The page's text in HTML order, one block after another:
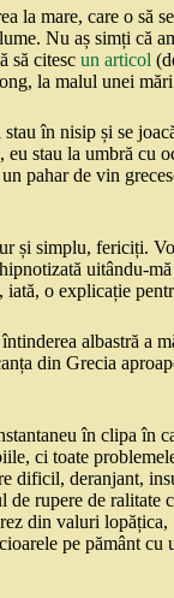
la mare, care o să
Nu aș simți că
să citesc un articol
la malul unei
în nisip și se
stau la umbră cu
pahar de vin
și simplu, fericiți.
uitându-
o explicație
albastră a
din Grecia
în clipa în
ci toate
dificil, deranjant,
rupere de ralitate
din valuri
pe pământ cu